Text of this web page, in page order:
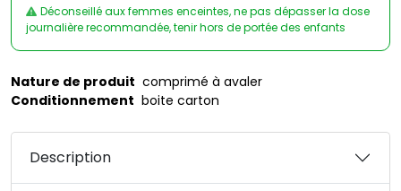
Déconseillé aux femmes enceintes, ne pas dépasser la dose
journalière recommandée, tenir hors de portée des enfants
Nature de produit comprimé à avaler
Conditionnement boite carton
Description